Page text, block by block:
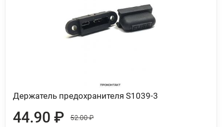
Держатель предохранителя S1039-3
44.90 ₽ 52.00 ₽